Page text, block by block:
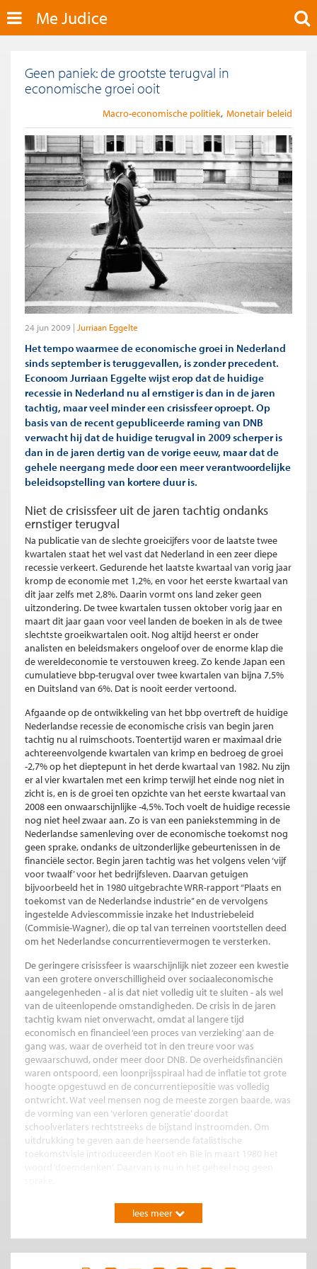
Me Judice
Geen paniek: de grootste terugval in
economische groei ooit
Macro-economische politiek Monetair beleid
24 jun 2009 Jurriaan Eggelte
Het tempo waarmee de economische groei in Nederland
sinds september is teruggevallen, is zonder precedent.
Econoom Jurriaan Eggelte wijst erop dat de huidige
recessie in Nederland nu al ernstiger is dan in de jaren
tachtig, maar veel minder een crisissfeer oproept. Op
basis van de recent gepubliceerde raming van DNB
verwacht hij dat de huidige terugval in 2009 scherper is
dan in de jaren dertig van de vorige eeuw, maar dat de
gehele neergang mede door een meer verantwoordelijke
beleidsopstelling van kortere duur is.
Niet de crisissfeer uit de jaren tachtig ondanks
ernstiger terugval
Na publicatie van de slechte groeicijfers voor de laatste twee
kwartalen staat het wel vast dat Nederland in een zeer diepe
recessie verkeert. Gedurende het laatste kwartaal van vorig jaar
kromp de economie met 1,2%, en voor het eerste kwartaal van
dit jaar zelfs met 2,8%. Daarin vormt ons land zeker geen
uitzondering. De twee kwartalen tussen oktober vorig jaar en
maart dit jaar gaan voor veel landen de boeken in als de twee
slechtste groeikwartalen ooit. Nog altijd heerst er onder
analisten en beleidsmakers ongeloof over de enorme klap die
de wereldeconomie te verstouwen kreeg. Zo kende Japan een
cumulatieve bbp-terugval over twee kwartalen van bijna 7,5%
en Duitsland van 6%. Dat is nooit eerder vertoond.
Afgaande op de ontwikkeling van het bbp overtreft de huidige
Nederlandse recessie de economische crisis van begin jaren
tachtig nu al ruimschoots. Toentertijd waren er maximaal drie
achtereenvolgende kwartalen van krimp en bedroeg de groei
-2,7% op het dieptepunt in het derde kwartaal van 1982. Nu zijn
er al vier kwartalen met een krimp terwijl het einde nog niet in
zicht is, en is de groei ten opzichte van het eerste kwartaal van
2008 een onwaarschijnlijke -4,5%. Toch voelt de huidige recessie
nog niet heel zwaar aan. Zo is van een paniekstemming in de
Nederlandse samenleving over de economische toekomst nog
geen sprake, ondanks de uitzonderlijke gebeurtenissen in de
financiële sector. Begin jaren tachtig was het volgens velen ‘vijf
voor twaalf’ voor het bedrijfsleven. Daarvan getuigen
bijvoorbeeld het in 1980 uitgebrachte WRR-rapport “Plaats en
toekomst van de Nederlandse industrie” en de vervolgens
ingestelde Adviescommissie inzake het Industriebeleid
(Commisie-Wagner), die op tal van terreinen voortstellen deed
om het Nederlandse concurrentievermogen te versterken.
De geringere crisissfeer is waarschijnlijk niet zozeer een kwestie
van een grotere onverschilligheid over sociaaleconomische
aangelegenheden - al is dat niet volledig uit te sluiten - als wel
van de uiteenlopende omstandigheden. De crisis in de jaren
tachtig kwam niet onverwacht, omdat al langere tijd
economisch en financieel ‘een proces van verzieking’ aan de
gang was, waar de overheid tot in den treure voor was
gewaarschuwd, onder meer door DNB. De overheidsfinanciën
waren ontspoord, een loonprijsspiraal had de inflatie tot grote
hoogte opgestuwd en de concurrentiepositie was volledig
ontwricht. Wat veel mensen nog de meeste zorgen baarde, was
de vorming van een ‘verloren generatie’ doordat
schoolverlaters rechtstreeks de bijstand instroomden. Om
uitdrukking te geven aan de heersende fatalistische
toekomstvisie introduceerden Koot en Bie in maart 1980 het
In velerlei opzichten staat Nederland er nu dan ook
aanmerkelijk beter voor. Zo is er niets mis met onze
lees meer